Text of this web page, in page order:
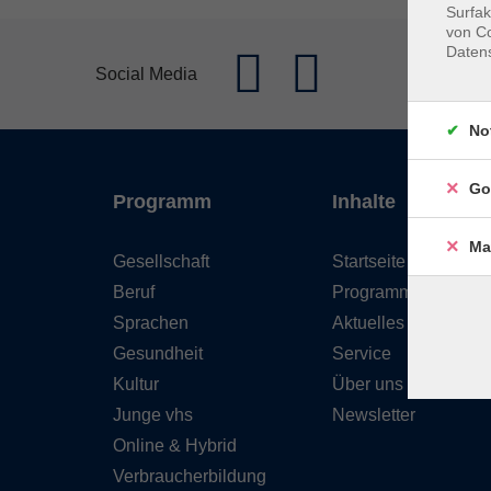
Social Media
Programm
Gesellschaft
Beruf
Sprachen
Gesundheit
Kultur
Junge vhs
Online & Hybrid
Verbraucherbildung
Inhalte
Startseite
Programm
Aktuelles
Service
Über uns
Newsletter
von